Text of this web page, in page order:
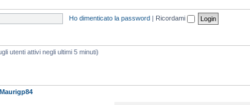
Ho dimenticato la password | Ricordami
utenti attivi negli ultimi 5 minuti)
Maurigp84